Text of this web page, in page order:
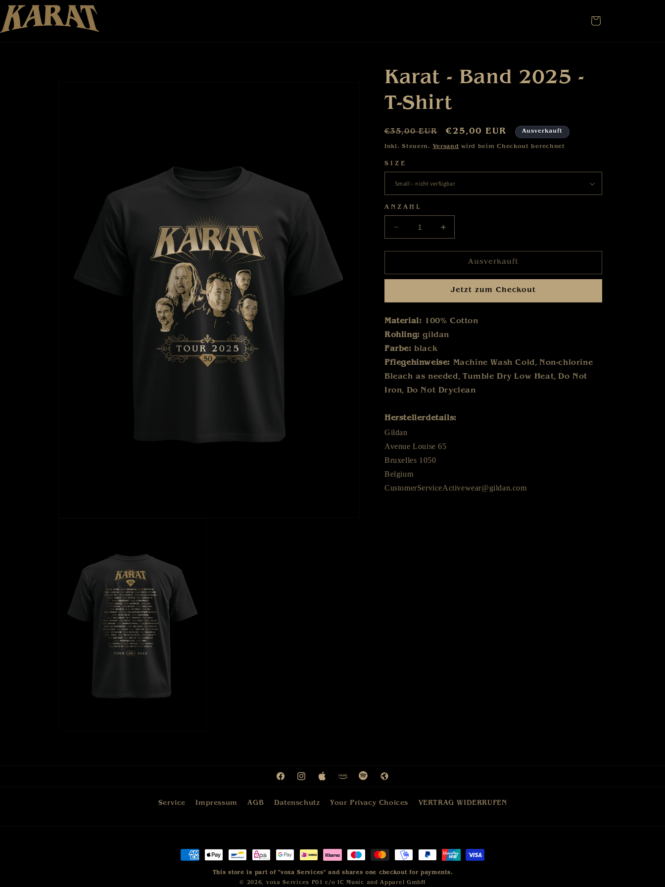
zum
Inhalt
Warenkorb
Karat - Band 2025 -
T-Shirt
Normaler
Preis
€35,00 EUR Verkaufspreis
€25,00 EUR Ausverkauft
Inkl. Steuern. Versand wird beim Checkout berechnet
SIZE
ANZAHL
Verringere
Menge
Karat
-
T-
Shirt
Erhöhe
Menge
Karat
-
Ausverkauft
Jetzt zum Checkout
Material: 100% Cotton
Rohling:gildan
Farbe: black
Pflegehinweise: Machine Wash Cold, Non-chlorine
Bleach as needed, Tumble Dry Low Heat, Do Not
Iron, Do Not Dryclean
Herstellerdetails:
Gildan
Avenue Louise 65
Bruxelles 1050
Belgium
CustomerServiceActivewear@gildan.com
FacebookInstagram
Apple AmazonSpotifyWeb
Service Impressum AGB Datenschutz Your Privacy Choices VERTRAG WIDERRUFEN
Zahlungsmethoden
This store is part of "voxa Services" and shares one checkout for payments.
© 2026, voxa Services P01 c/o IC Music and Apparel GmbH